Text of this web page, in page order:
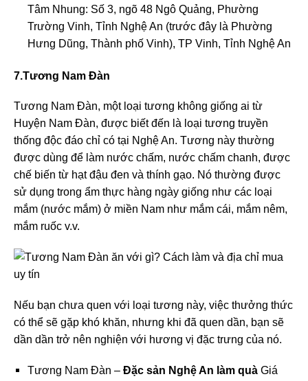
Tâm Nhung: Số 3, ngõ 48 Ngô Quảng, Phường
Trường Vinh, Tỉnh Nghệ An (trước đây là Phường
Hưng Dũng, Thành phố Vinh), TP Vinh, Tỉnh Nghệ An
7.Tương Nam Đàn
Tương Nam Đàn, một loại tương không giống ai từ
Huyện Nam Đàn, được biết đến là loại tương truyền
thống độc đáo chỉ có tại Nghệ An. Tương này thường
được dùng để làm nước chấm, nước chấm chanh, được
chế biến từ hạt đậu đen và thính gạo. Nó thường được
sử dụng trong ẩm thực hàng ngày giống như các loại
mắm (nước mắm) ở miền Nam như mắm cái, mắm nêm,
mắm ruốc v.v.
Nếu bạn chưa quen với loại tương này, việc thưởng thức
có thể sẽ gặp khó khăn, nhưng khi đã quen dần, bạn sẽ
dần dần trở nên nghiện với hương vị đặc trưng của nó.
Tương Nam Đàn – Đặc sản Nghệ An làm quà Giá